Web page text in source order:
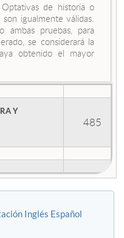
de historia o
igualmente válidas.
ambas pruebas, para
se considerará la
obtenido el mayor
Y
485
Inglés Español